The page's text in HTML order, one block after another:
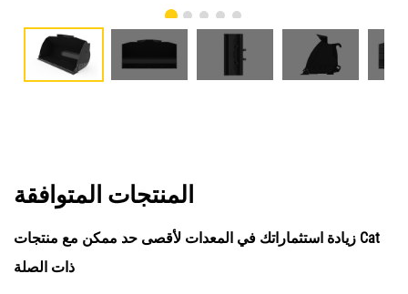
المنتجات المتوافقة
زيادة استثماراتك في المعدات لأقصى حد ممكن مع منتجات Cat
ذات الصلة